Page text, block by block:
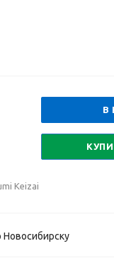
В
Keizai